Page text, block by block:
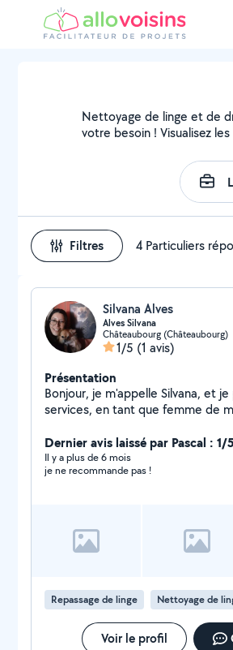
Nettoyage de linge et de
votre besoin ! Visualisez
Filtres 4 Particuliers
Silvana Alves
Alves Silvana
Châteaubourg (Châteaubourg)
1/5 (1 avis)
Présentation
Bonjour, je m'appelle Silvana, et
services, en tant que femme de
plus de
Dernier avis laissé par Pascal : 1/5
Il y a plus de 6 mois
je ne recommande pas !
Repassage de linge Nettoyage de
Voir le profil